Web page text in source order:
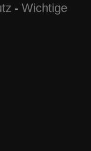
- Wichtige